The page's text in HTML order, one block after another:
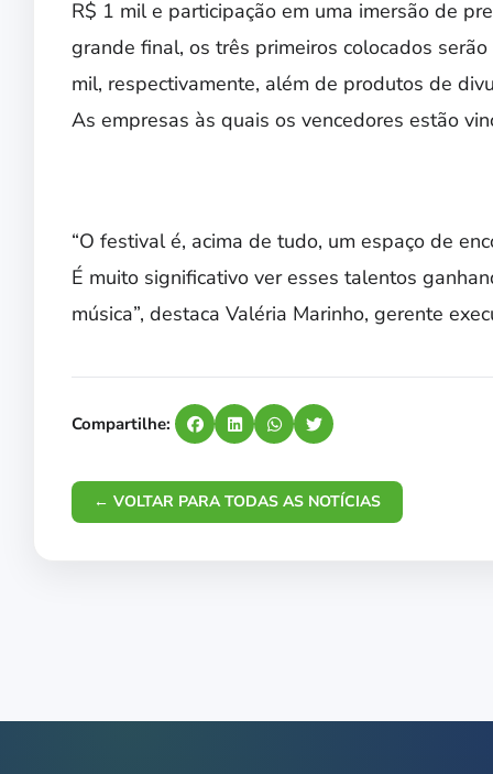
R$ 1 mil e participação em uma imersão de
grande final, os três primeiros colocados
mil, respectivamente, além de produtos de
As empresas às quais os vencedores estão
“O festival é, acima de tudo, um espaço de
É muito significativo ver esses talentos
música”, destaca Valéria Marinho, gerente
Compartilhe:
← VOLTAR PARA TODAS AS NOTÍCIAS